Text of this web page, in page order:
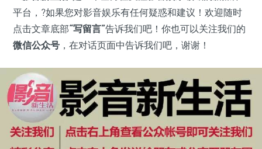
平台，?如果您对影音娱乐有任何疑惑和建议！欢迎随时
点击文章底部“写留言”告诉我们吧！你也可以关注我们的
微信公众号 ，在对话页面中告诉我们吧，谢谢！